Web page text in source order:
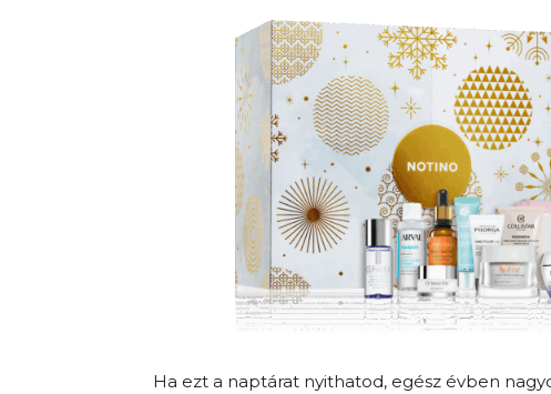
Ha ezt a naptárat nyithatod, egész évben